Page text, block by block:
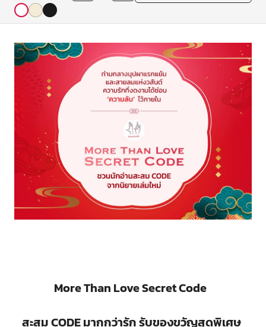
More Than Love Secret Code
สะสม CODE มากกว่ารัก รับของขวัญสุดพิเศษ